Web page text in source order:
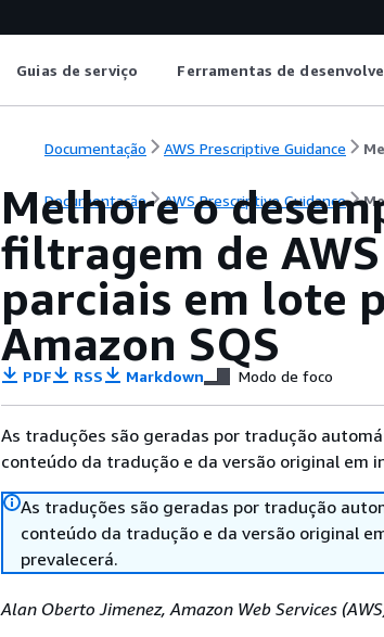
Guias de serviço Ferramentas de
Documentação AWS Prescriptive Guidance
Documentação AWS Prescriptive Guidance
Melhore o
filtragem de
parciais em lote
Amazon SQS
PDF RSS Markdown Modo de foco
As traduções são geradas por tradução
conteúdo da tradução e da versão original em
As traduções são geradas por tradução
conteúdo da tradução e da versão original
prevalecerá.
Alan Oberto Jimenez, Amazon Web Services